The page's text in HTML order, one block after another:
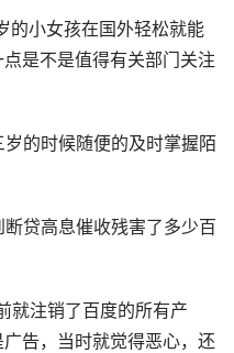
的小女孩在国外轻松就能
是不是值得有关部门关注
的时候随便的及时掌握陌
贷高息催收残害了多少百
就注销了百度的所有产
告，当时就觉得恶心，还